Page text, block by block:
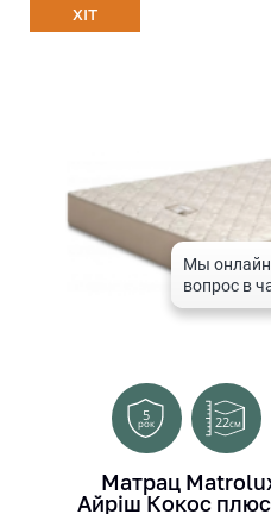
ХІТ
5
рок 22см
Матрац
Айріш Кокос